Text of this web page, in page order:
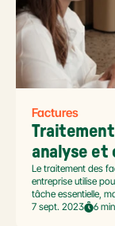
Factures
analyse et
Le traitement des
entreprise utilise
tâche essentielle,
des Solutions SaaS
7 sept. 2023 6 min